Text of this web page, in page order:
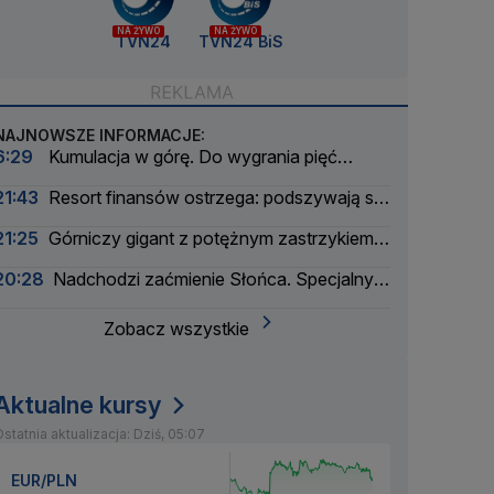
NA ŻYWO
TVN24
NA ŻYWO
TVN24 BiS
INFORMACJE:
Kumulacja w górę. Do wygrania pięć
Resort finansów ostrzega: podszywają się
Górniczy gigant z potężnym zastrzykiem
Nadchodzi zaćmienie Słońca. Specjalny
Zobacz wszystkie
kursy
aktualizacja: Dziś, 05:07
EUR/PLN